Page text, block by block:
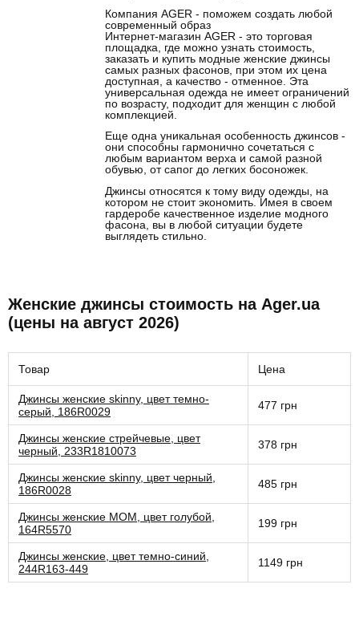
Компания AGER - поможем создать любой
современный образ
Интернет-магазин AGER - это торговая
площадка, где можно узнать стоимость,
заказать и купить модные женские джинсы
самых разных фасонов, при этом их цена
доступная, а качество - отменное. Эта
универсальная одежда не имеет ограничений
по возрасту, подходит для женщин с любой
комплекцией.
Еще одна уникальная особенность джинсов -
они способны гармонично сочетаться с
любым вариантом верха и самой разной
обувью, от сапог до легких босоножек.
Джинсы относятся к тому виду одежды, на
котором не стоит экономить. Имея в своем
гардеробе качественное изделие модного
фасона, вы в любой ситуации будете
выглядеть стильно.
Женские джинсы стоимость на Ager.ua
(цены на август 2026)
Товар Цена
Джинсы женские skinny, цвет темно-
серый, 186R0029
477 грн
Джинсы женские стрейчевые, цвет
черный, 233R1810073
378 грн
Джинсы женские skinny, цвет черный,
186R0028
485 грн
Джинсы женские MOM, цвет голубой,
164R5570
199 грн
Джинсы женские, цвет темно-синий,
244R163-449
1149 грн